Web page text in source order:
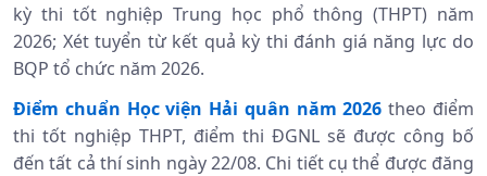
kỳ thi tốt nghiệp Trung học phổ thông (THPT) năm
2026; Xét tuyển từ kết quả kỳ thi đánh giá năng lực do
BQP tổ chức năm 2026.
Điểm chuẩn Học viện Hải quân năm 2026 theo điểm
thi tốt nghiệp THPT, điểm thi ĐGNL sẽ được công bố
đến tất cả thí sinh ngày 22/08. Chi tiết cụ thể được đăng